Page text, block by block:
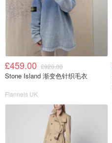
£459.00 £920.00
Stone Island 渐变色针织毛衣
Flannels UK